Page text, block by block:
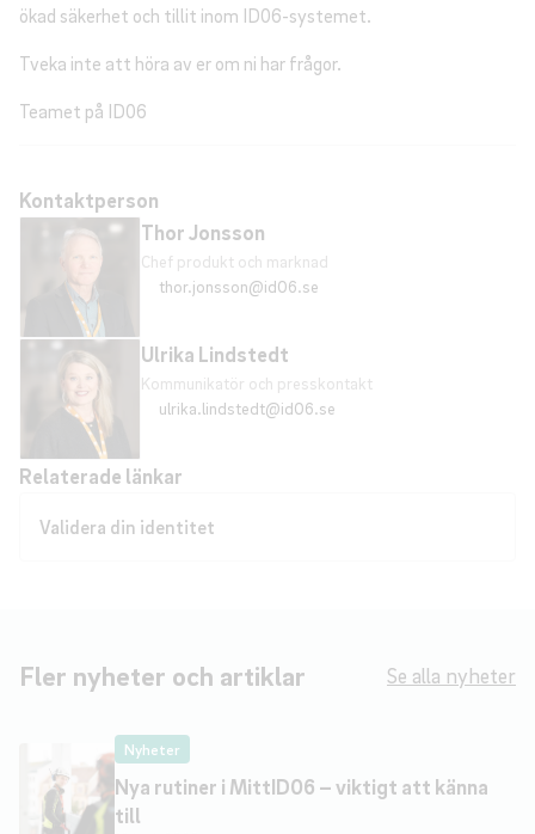
ökad säkerhet och tillit inom ID06-systemet.
Tveka inte att höra av er om ni har frågor.
Teamet på ID06
Kontaktperson
Thor Jonsson
Chef produkt och marknad
thor.jonsson@id06.se
Ulrika Lindstedt
Kommunikatör och presskontakt
ulrika.lindstedt@id06.se
Relaterade länkar
Validera din identitet
Fler nyheter och artiklar Se alla nyheter
Nyheter
Nya rutiner i MittID06 – viktigt att känna
till